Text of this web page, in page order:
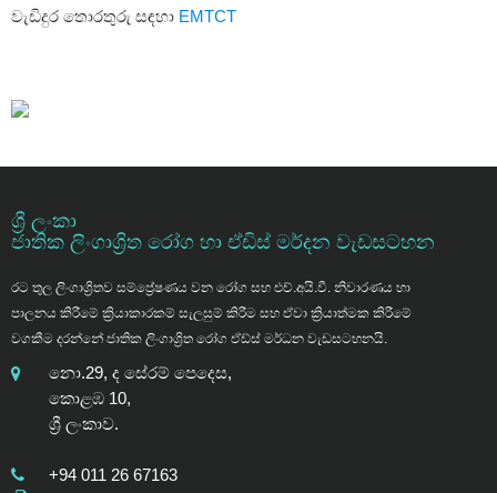
වැඩිදුර තොරතුරු සඳහා EMTCT
ශ්‍රී ලංකා
ජාතික ලිංගාශ්‍රිත රෝග හා ඒඩිස් මර්දන වැඩසටහන
රට තුල ලිංගාශ්‍රිතව සම්ප්‍රේෂණය වන රෝග සහ එච්.අයි.වී. නිවාරණය හා
පාලනය කිරීමේ ක්‍රියාකාරකම් සැලසුම් කිරීම සහ ඒවා ක්‍රියාත්මක කිරීමේ
වගකීම දරන්නේ ජාතික ලිංගාශ්‍රිත රෝග ඒඩ්ස් මර්ධන වැඩසටහනයි.
නො.29, ද සේරම් පෙදෙස,
කොළඹ 10,
ශ්‍රී ලංකාව.
+94 011 26 67163